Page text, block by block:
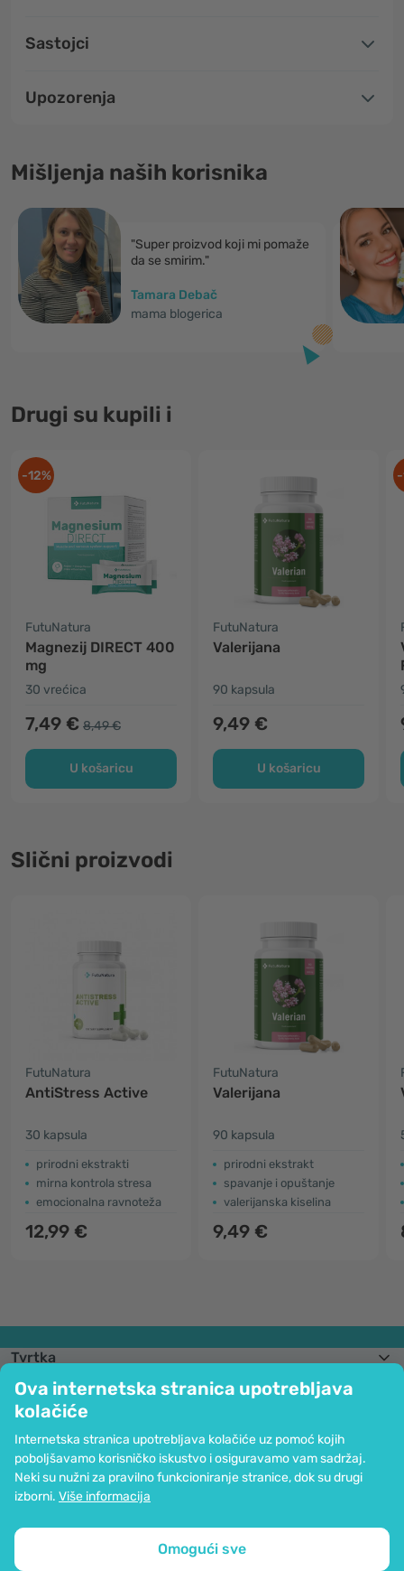
Ova internetska stranica upotrebljava
kolačiće
Internetska stranica upotrebljava kolačiće uz pomoć kojih
poboljšavamo korisničko iskustvo i osiguravamo vam sadržaj.
Neki su nužni za pravilno funkcioniranje stranice, dok su drugi
izborni. Više informacija
Omogući sve
Sastojci
Upozorenja
Mišljenja naših korisnika
"Super proizvod koji mi pomaže
da se smirim."
Tamara Debač
mama blogerica
Drugi su kupili i
-12%
FutuNatura
Magnezij DIRECT 400
mg
30 vrećica
7,49 € 8,49 €
U košaricu
FutuNatura
Valerijana
90 kapsula
9,49 €
U košaricu
-
Slični proizvodi
FutuNatura
AntiStress Active
30 kapsula
prirodni ekstrakti
mirna kontrola stresa
emocionalna ravnoteža
12,99 €
FutuNatura
Valerijana
90 kapsula
prirodni ekstrakt
spavanje i opuštanje
valerijanska kiselina
9,49 €
Tvrtka
Informacije
Pridružite nam se
Pomoć i narudžbe
Mogućnost kartičnog plaćanja. Osigurana zaštita osobnih podataka preko
SSL kodiranja.
Mapa stranice